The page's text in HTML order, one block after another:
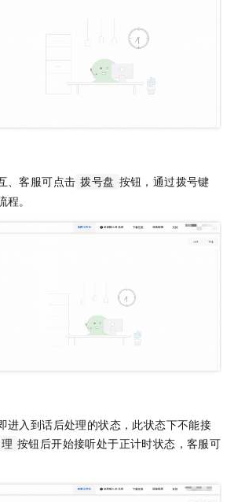
、客服可点击 拨号盘 按钮，通过拨号键
。
进入到话后处理的状态，此状态下不能接
按钮后开始接听处于正计时状态，客服可